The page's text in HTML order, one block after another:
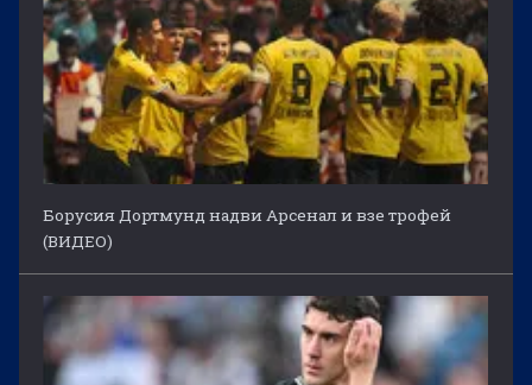
Борусия Дортмунд надви Арсенал и взе трофей
(ВИДЕО)